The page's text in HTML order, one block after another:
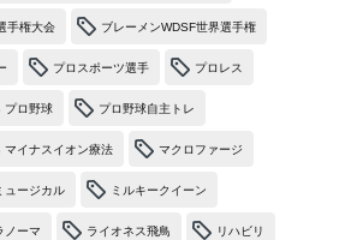
手権大会 ブレーメンWDSF世界選手権
プロスポーツ選手 プロレス
プロ野球 プロ野球自主トレ
マイナスイオン療法 マクロファージ
ュージカル ミルキークイーン
ノーマ ライオネス飛鳥 リハビリ